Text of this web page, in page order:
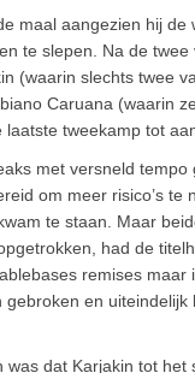
maal aangezien hij de
te slepen. Na de twee
(waarin slechts twee
Caruana (waarin
tweekamp tot
met versneld
om meer risico’s
te staan. Maar
had de
remises
en
was dat Karjakin tot